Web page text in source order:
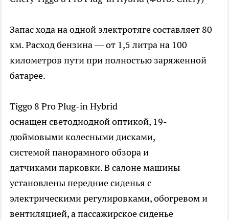
Запас хода на одной электротяге составляет 80
км. Расход бензина — от 1,5 литра на 100
километров пути при полностью заряженной
батарее.
Tiggo 8 Pro Plug-in Hybrid
оснащен светодиодной оптикой, 19-
дюймовыми колесными дисками,
системой панорамного обзора и
датчиками парковки. В салоне машины
установлены передние сиденья с
электрическими регулировками, обогревом и
вентиляцией, а пассажирское сиденье